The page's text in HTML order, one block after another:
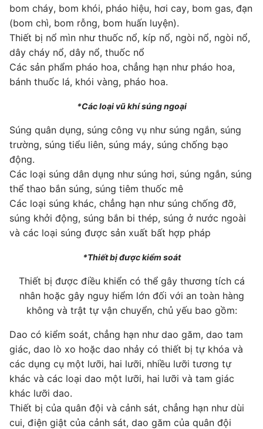
bom cháy, bom khói, pháo hiệu, hơi cay, bom gas, đạn
(bom chì, bom rỗng, bom huấn luyện).
Thiết bị nổ mìn như thuốc nổ, kíp nổ, ngòi nổ, ngòi nổ,
dây cháy nổ, dây nổ, thuốc nổ
Các sản phẩm pháo hoa, chẳng hạn như pháo hoa,
bánh thuốc lá, khói vàng, pháo hoa.
*Các loại vũ khí súng ngoại
Súng quân dụng, súng công vụ như súng ngắn, súng
trường, súng tiểu liên, súng máy, súng chống bạo
động.
Các loại súng dân dụng như súng hơi, súng ngắn, súng
thể thao bắn súng, súng tiêm thuốc mê
Các loại súng khác, chẳng hạn như súng chống đỡ,
súng khởi động, súng bắn bi thép, súng ở nước ngoài
và các loại súng được sản xuất bất hợp pháp
*Thiết bị được kiểm soát
Thiết bị được điều khiển có thể gây thương tích cá
nhân hoặc gây nguy hiểm lớn đối với an toàn hàng
không và trật tự vận chuyển, chủ yếu bao gồm:
Dao có kiểm soát, chẳng hạn như dao găm, dao tam
giác, dao lò xo hoặc dao nhảy có thiết bị tự khóa và
các dụng cụ một lưỡi, hai lưỡi, nhiều lưỡi tương tự
khác và các loại dao một lưỡi, hai lưỡi và tam giác
khác lưỡi dao.
Thiết bị của quân đội và cảnh sát, chẳng hạn như dùi
cui, điện giật của cảnh sát, dao găm của quân đội